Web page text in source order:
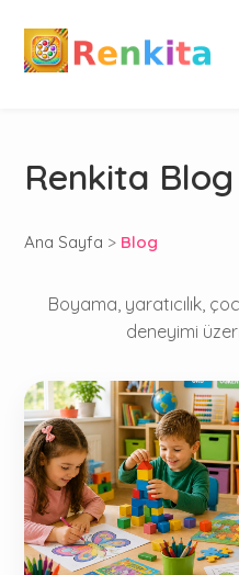
Renkita Blog
Ana Sayfa > Blog
Boyama, yaratıcılık,
deneyimi